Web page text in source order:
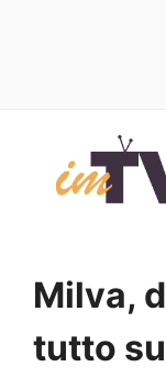
contenuto
Milva,
tutto